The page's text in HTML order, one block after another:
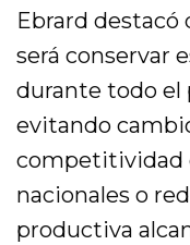
Ebrard destacó
será conservar
durante todo el
evitando
competitividad
nacionales o
productiva